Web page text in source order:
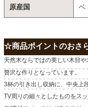
原産国 ベ
☆商品ポイントのおさ
天然木ならではの美しい木目
贅沢な作りとなっています。
3杯の引き出し収納に、中央上
TV周りの細々としたものをス